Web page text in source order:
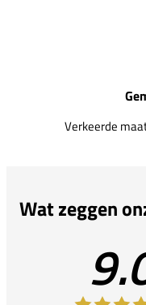
Verkeerde
Wat zeggen